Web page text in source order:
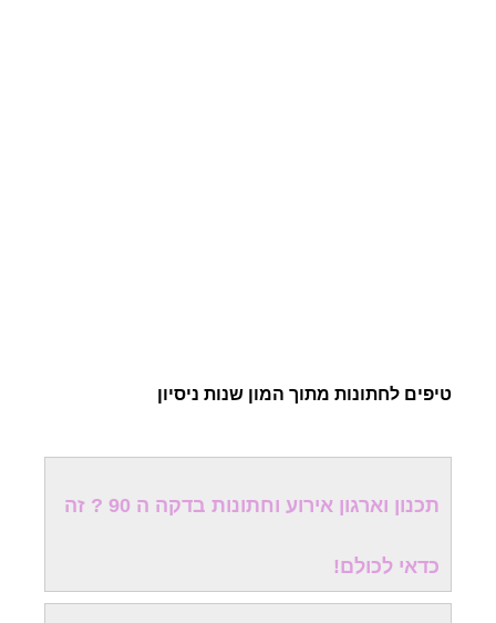
טיפים לחתונות מתוך המון שנות ניסיון
תכנון וארגון אירוע וחתונות בדקה ה 90 ? זה
כדאי לכולם!